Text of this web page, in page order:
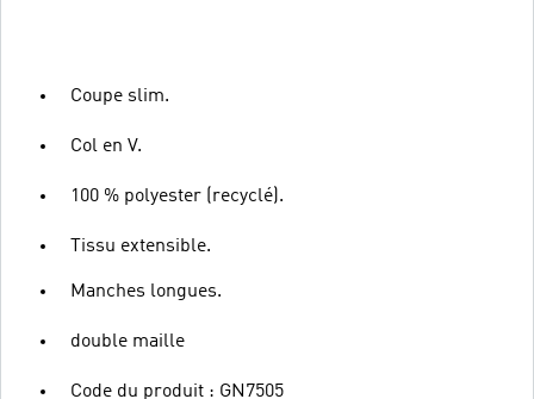
Coupe slim.
Col en V.
100 % polyester (recyclé).
Tissu extensible.
Manches longues.
double maille
Code du produit : GN7505